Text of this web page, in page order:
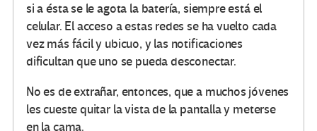
si a ésta se le agota la batería, siempre está el
celular. El acceso a estas redes se ha vuelto cada
vez más fácil y ubicuo, y las notificaciones
dificultan que uno se pueda desconectar.
No es de extrañar, entonces, que a muchos jóvenes
les cueste quitar la vista de la pantalla y meterse
en la cama.